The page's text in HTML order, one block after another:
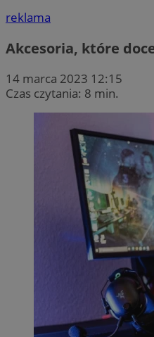
reklama
Akcesoria, które
14 marca 2023 12:15
Czas czytania: 8 min.